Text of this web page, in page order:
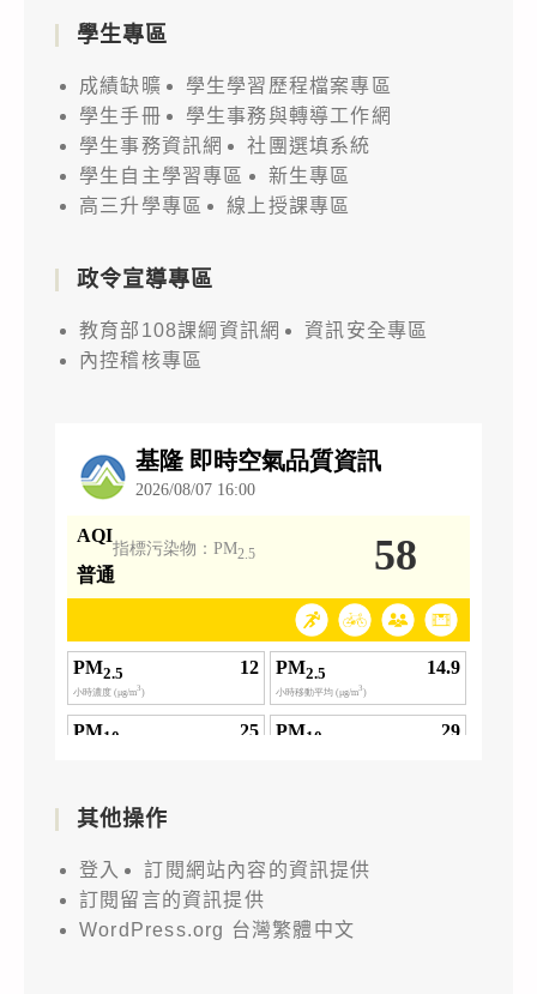
學生專區
成績缺曠
學生學習歷程檔案專區
學生手冊
學生事務與轉導工作網
學生事務資訊網
社團選填系統
學生自主學習專區
新生專區
高三升學專區
線上授課專區
政令宣導專區
教育部108課綱資訊網
資訊安全專區
內控稽核專區
其他操作
登入
訂閱網站內容的資訊提供
訂閱留言的資訊提供
WordPress.org 台灣繁體中文